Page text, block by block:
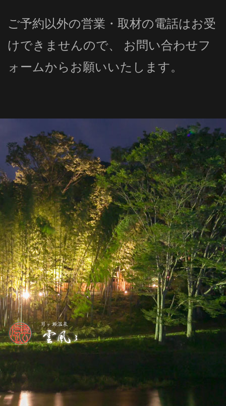
ご予約以外の営業・取材の電話はお受
けできませんので、 お問い合わせフ
ォームからお願いいたします。